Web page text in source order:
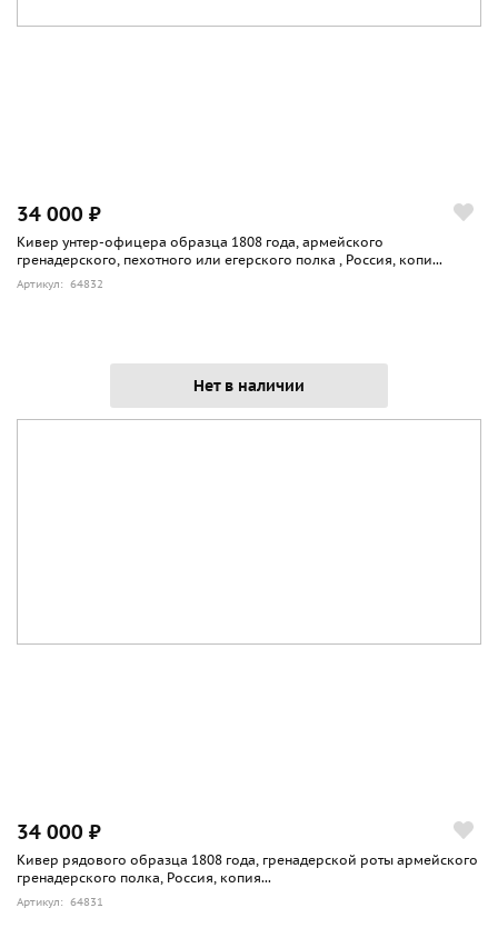
34 000 ₽
Кивер унтер-офицера образца 1808 года, армейского
гренадерского, пехотного или егерского полка , Россия, копи...
Артикул: 64832
Нет в наличии
34 000 ₽
Кивер рядового образца 1808 года, гренадерской роты армейского
гренадерского полка, Россия, копия...
Артикул: 64831